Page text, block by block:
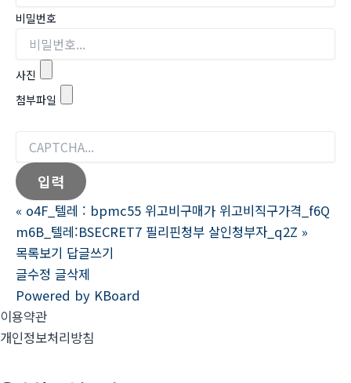
비밀번호
사진
첨부파일
« o4F_텔레 : bpmc55 위고비구매가 위고비직구가격_f6Q
m6B_텔레:BSECRET7 필리핀청부 살인청부자_q2Z »
목록보기 답글쓰기
글수정 글삭제
Powered by KBoard
이용약관
개인정보처리방침